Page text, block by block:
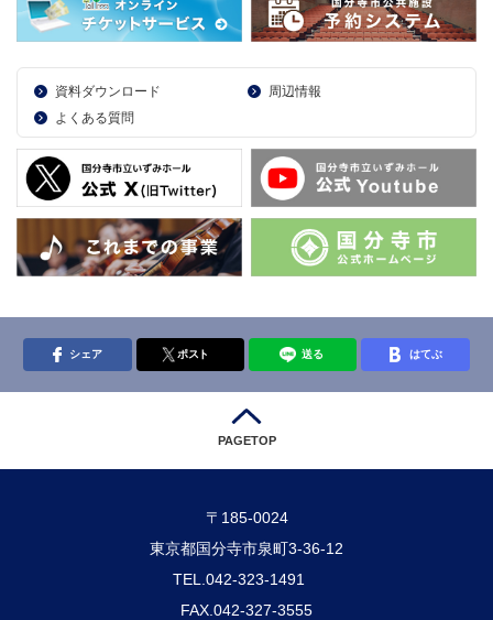
資料ダウンロード
周辺情報
よくある質問
シェア ポスト 送る はてぶ
PAGETOP
〒185-0024
東京都国分寺市泉町3-36-12
TEL.042-323-1491
FAX.042-327-3555